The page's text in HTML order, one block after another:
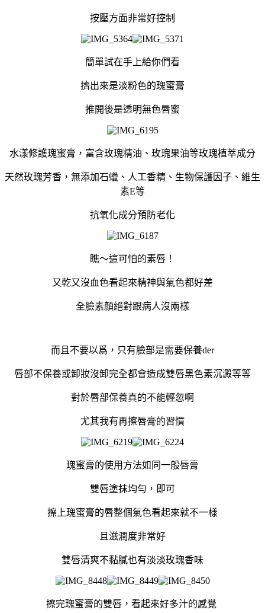
按壓方面非常好控制
簡單試在手上給你們看
擠出來是淡粉色的瑰蜜膏
推開後是透明無色唇蜜
水漾修護瑰蜜膏，富含玫瑰精油、玫瑰果油等玫瑰植萃成分
天然玫瑰芳香，無添加石蠟、人工香精、 生物保護因子、維生
素E等
抗氧化成分預防老化
瞧～這可怕的素唇！
又乾又沒血色看起來精神與氣色都好差
全臉素顏絕對跟病人沒兩樣
而且不要以爲，只有臉部是需要保養der
唇部不保養或卸妝沒卸完全都會造成雙唇黑色素沉澱等等
對於唇部保養真的不能輕忽啊
尤其我有再擦唇膏的習慣
瑰蜜膏的使用方法如同一般唇膏
雙唇塗抹均勻，即可
擦上瑰蜜膏的唇整個氣色看起來就不一樣
且滋潤度非常好
雙唇清爽不黏膩也有淡淡玫瑰香味
擦完瑰蜜膏的雙唇，看起來好多汁的感覺